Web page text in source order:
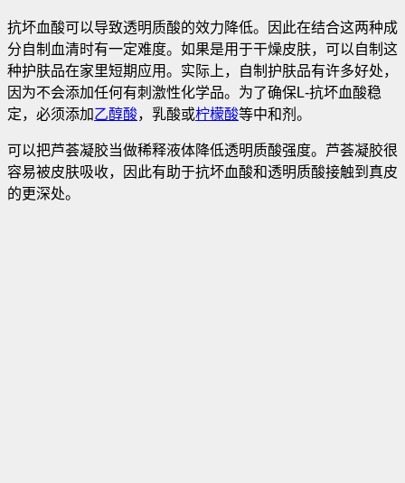
抗坏血酸可以导致透明质酸的效力降低。因此在结合这两种成
分自制血清时有一定难度。如果是用于干燥皮肤，可以自制这
种护肤品在家里短期应用。实际上，自制护肤品有许多好处，
因为不会添加任何有刺激性化学品。为了确保L-抗坏血酸稳
定，必须添加乙醇酸，乳酸或柠檬酸等中和剂。
可以把芦荟凝胶当做稀释液体降低透明质酸强度。芦荟凝胶很
容易被皮肤吸收，因此有助于抗坏血酸和透明质酸接触到真皮
的更深处。